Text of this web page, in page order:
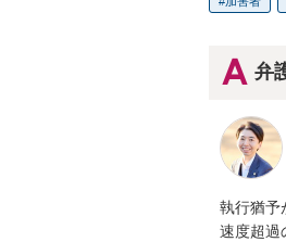
弁
執行猶予
速度超過